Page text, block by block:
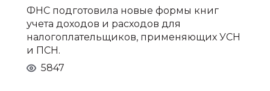
ФНС подготовила новые формы книг
учета доходов и расходов для
налогоплательщиков, применяющих УСН
и ПСН.
5847